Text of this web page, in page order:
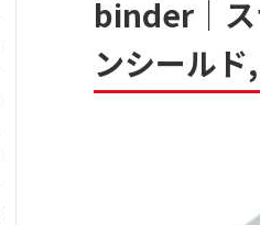
binder｜ス
ンシール